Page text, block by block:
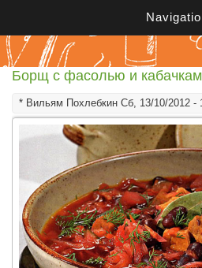
Борщ с фасолью и
* Вильям Похлебкин Сб, 13/10/2012 -